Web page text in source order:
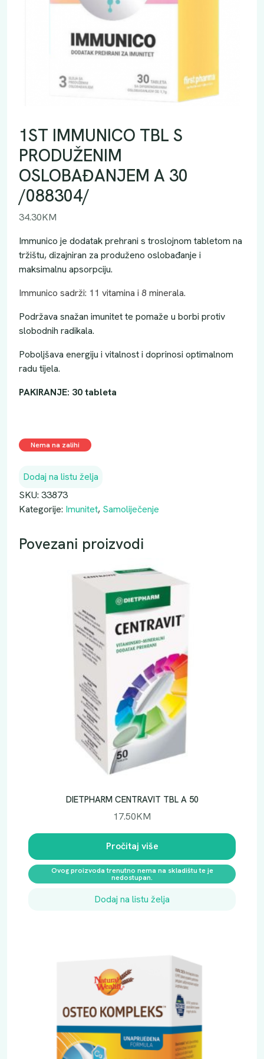
1ST IMMUNICO TBL S
PRODUŽENIM
OSLOBAĐANJEM A 30
/088304/
34.30KM
Immunico je dodatak prehrani s troslojnom tabletom na
tržištu, dizajniran za produženo oslobađanje i
maksimalnu apsorpciju.
Immunico sadrži: 11 vitamina i 8 minerala.
Podržava snažan imunitet te pomaže u borbi protiv
slobodnih radikala.
Poboljšava energiju i vitalnost i doprinosi optimalnom
radu tijela.
PAKIRANJE: 30 tableta
Nema na zalihi
Dodaj na listu želja
SKU: 33873
Kategorije: Imunitet, Samoliječenje
Povezani proizvodi
DIETPHARM CENTRAVIT TBL A 50
17.50KM
Pročitaj više
Ovog proizvoda trenutno nema na skladištu te je
nedostupan.
Dodaj na listu želja